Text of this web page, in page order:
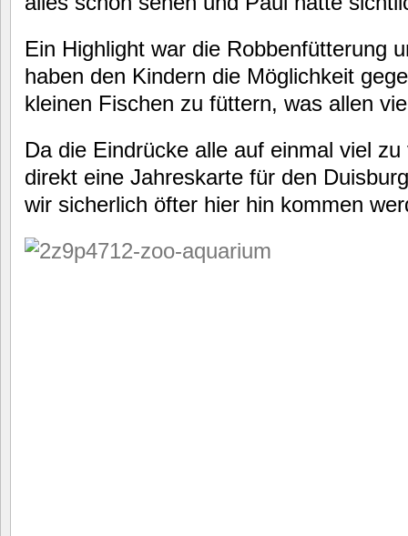
Ein Highlight war die Robbenfütterung
haben den Kindern die Möglichkeit
kleinen Fischen zu füttern, was allen
Da die Eindrücke alle auf einmal viel
direkt eine Jahreskarte für den
wir sicherlich öfter hier hin kommen